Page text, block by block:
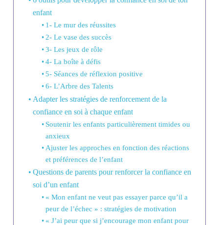
enfant
1- Le mur des réussites
2- Le vase des succès
3- Les jeux de rôle
4- La boîte à défis
5- Séances de réflexion positive
6- L’Arbre des Talents
Adapter les stratégies de renforcement de la
confiance en soi à chaque enfant
Soutenir les enfants particulièrement timides ou
anxieux
Ajuster les approches en fonction des réactions
et préférences de l’enfant
Questions de parents pour renforcer la confiance en
soi d’un enfant
« Mon enfant ne veut pas essayer parce qu’il a
peur de l’échec » : stratégies de motivation
« J’ai peur que si j’encourage mon enfant pour